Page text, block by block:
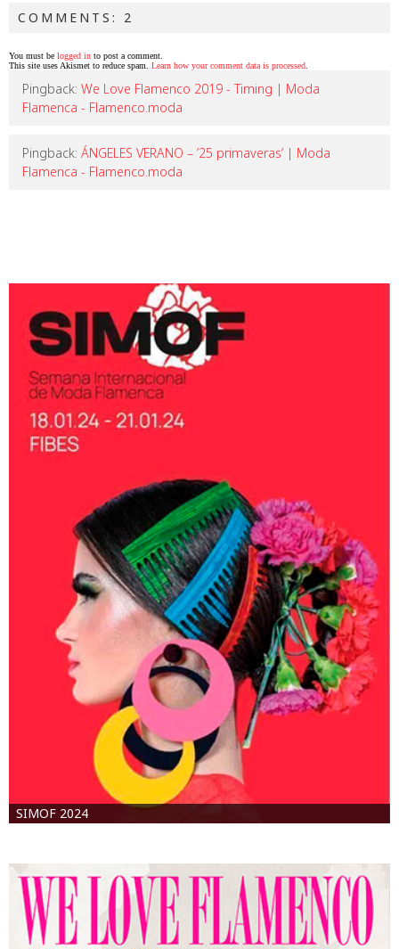
COMMENTS: 2
You must be logged in to post a comment.
This site uses Akismet to reduce spam. Learn how your comment data is processed
Pingback: We Love Flamenco 2019 - Timing | Moda
Flamenca - Flamenco.moda
Pingback: ÁNGELES VERANO – ’25 primaveras’ | Moda
Flamenca - Flamenco.moda
SIMOF 2024